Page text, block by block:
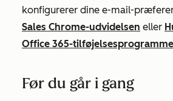
konfigurerer dine e-mail-
Sales Chrome-udvidelsen eller
Office 365-
Før du går i gang